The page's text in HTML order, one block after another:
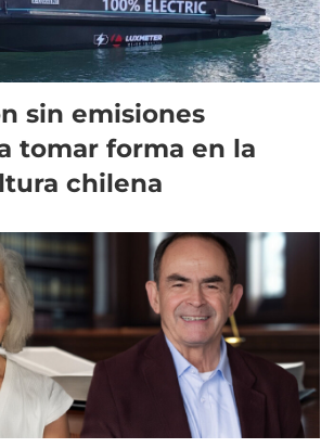
sin emisiones
tomar forma en la
chilena